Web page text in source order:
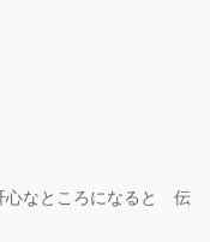
心なところになると 伝